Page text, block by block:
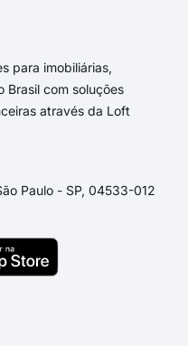
para imobiliárias,
Brasil com soluções
através da Loft
Paulo - SP, 04533-012